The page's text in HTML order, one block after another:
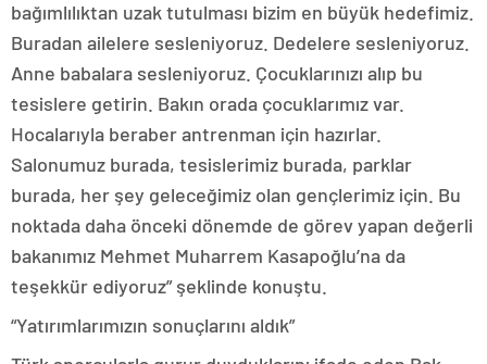
bağımlılıktan uzak tutulması bizim en büyük hedefimiz.
Buradan ailelere sesleniyoruz. Dedelere sesleniyoruz.
Anne babalara sesleniyoruz. Çocuklarınızı alıp bu
tesislere getirin. Bakın orada çocuklarımız var.
Hocalarıyla beraber antrenman için hazırlar.
Salonumuz burada, tesislerimiz burada, parklar
burada, her şey geleceğimiz olan gençlerimiz için. Bu
noktada daha önceki dönemde de görev yapan değerli
bakanımız Mehmet Muharrem Kasapoğlu’na da
teşekkür ediyoruz” şeklinde konuştu.
“Yatırımlarımızın sonuçlarını aldık”